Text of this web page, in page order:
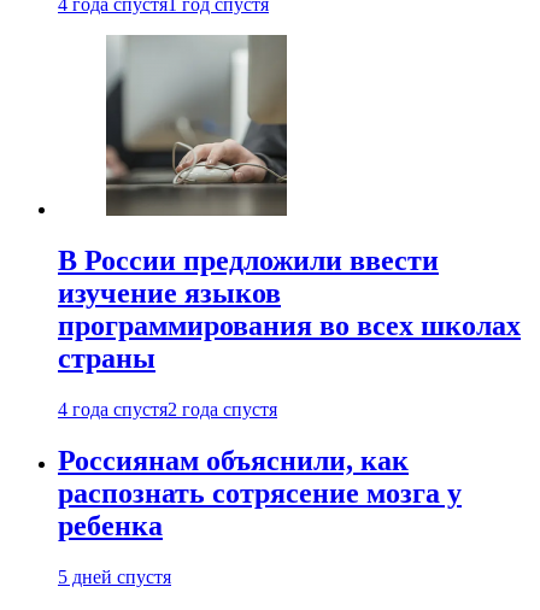
4 года спустя 1 год спустя
В России предложили ввести
изучение языков
программирования во всех школах
страны
4 года спустя2 года спустя
Россиянам объяснили, как
распознать сотрясение мозга у
ребенка
5 дней спустя